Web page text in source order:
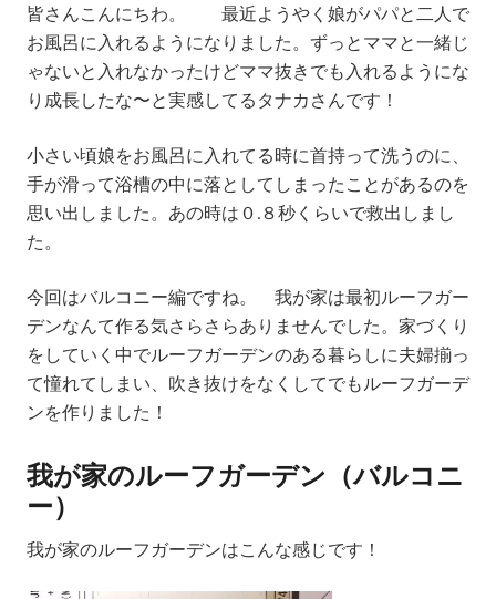
皆さんこんにちわ。 最近ようやく娘がパパと二人で
お風呂に入れるようになりました。ずっとママと一緒じ
ゃないと入れなかったけどママ抜きでも入れるようにな
り成長したな〜と実感してるタナカさんです！
小さい頃娘をお風呂に入れてる時に首持って洗うのに、
手が滑って浴槽の中に落としてしまったことがあるのを
思い出しました。あの時は０.８秒くらいで救出しまし
た。
今回はバルコニー編ですね。 我が家は最初ルーフガー
デンなんて作る気さらさらありませんでした。家づくり
をしていく中でルーフガーデンのある暮らしに夫婦揃っ
て憧れてしまい、吹き抜けをなくしてでもルーフガーデ
ンを作りました！
我が家のルーフガーデン（バルコニ
ー）
我が家のルーフガーデンはこんな感じです！